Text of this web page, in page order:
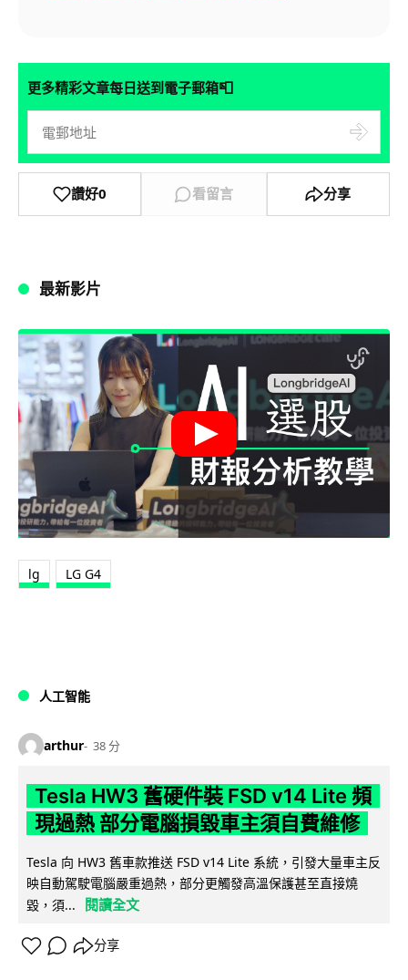
更多精彩文章每日送到電子郵箱📮
讚好0 看留言 分享
最新影片
lg LG G4
人工智能
arthur 38 分
Tesla HW3 舊硬件裝 FSD v14 Lite 頻
現過熱 部分電腦損毀車主須自費維修
Tesla 向 HW3 舊車款推送 FSD v14 Lite 系統，引發大量車主反
映自動駕駛電腦嚴重過熱，部分更觸發高溫保護甚至直接燒
毀，須...
閱讀全文
分享